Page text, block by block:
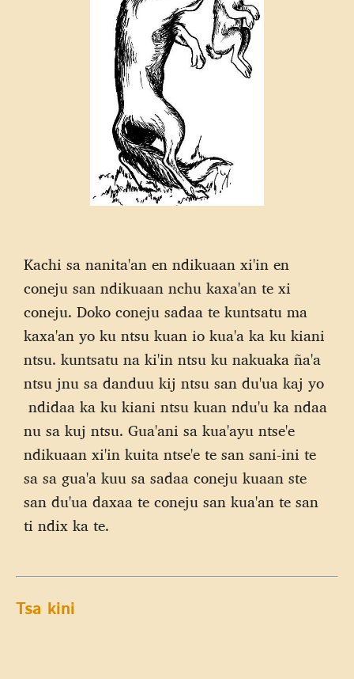
Kachi sa nanita'an en ndikuaan xi'in en
coneju san ndikuaan nchu kaxa'an te xi
coneju. Doko coneju sadaa te kuntsatu ma
kaxa'an yo ku ntsu kuan io kua'a ka ku kiani
ntsu. kuntsatu na ki'in ntsu ku nakuaka ña'a
ntsu jnu sa danduu kij ntsu san du'ua kaj yo
ndidaa ka ku kiani ntsu kuan ndu'u ka ndaa
nu sa kuj ntsu. Gua'ani sa kua'ayu ntse'e
ndikuaan xi'in kuita ntse'e te san sani-ini te
sa sa gua'a kuu sa sadaa coneju kuaan ste
san du'ua daxaa te coneju san kua'an te san
ti ndix ka te.
Tsa kini